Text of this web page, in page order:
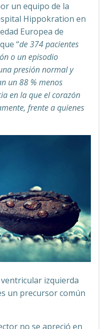
un equipo de la
Hippokration en
Europea de
“de 374 pacientes
o un episodio
presión normal y
un 88 % menos
en la que el corazón
frente a quienes
izquierda
un precursor común
no se apreció en